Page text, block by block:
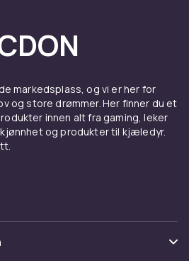
markedsplass, og vi er her for
og store drømmer. Her finner du et
innen alt fra gaming, leker
og produkter til kjæledyr.